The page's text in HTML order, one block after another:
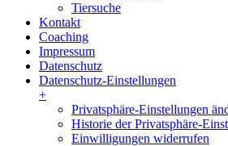
Tiersuche
Kontakt
Coaching
Impressum
Datenschutz
Datenschutz-Einstellungen
+
Privatsphäre-Einstellungen
Historie der Privatsphäre-
Einwilligungen widerrufen